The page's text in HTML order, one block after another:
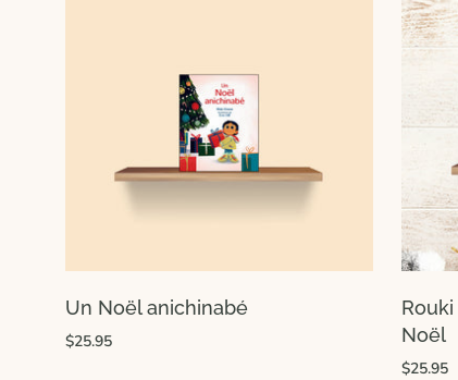
Un Noël anichinabé
$25.95
Noël
$25.95